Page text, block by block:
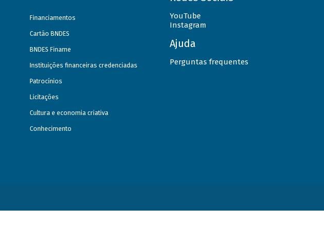
Financiamentos
Cartão BNDES
BNDES Finame
Instituições financeiras credenciadas
Patrocínios
Licitações
Cultura e economia criativa
Conhecimento
YouTube
Instagram
Ajuda
Perguntas frequentes